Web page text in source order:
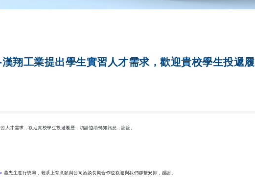
翔工業提出學生實習人才需求，歡迎貴校學生投遞履
人才需求，歡迎貴校學生投遞履歷，煩請協助轉知訊息，謝謝。
蕭先生進行統籌，若系上有意願與公司洽談長期合作也歡迎與我們聯繫安排，謝謝。